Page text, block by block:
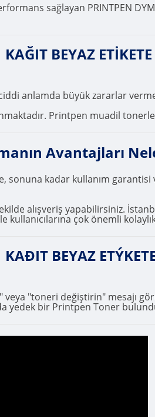
sağlayan PRINTPEN
BEYAZ
ciddi anlamda büyük zararlar
Printpen muadil
Avantajları
kadar kullanım garantisi
alışveriş yapabilirsiniz.
çok önemli
BEYAZ
veya "toneri değiştirin" mesajı
yedek bir Printpen Toner